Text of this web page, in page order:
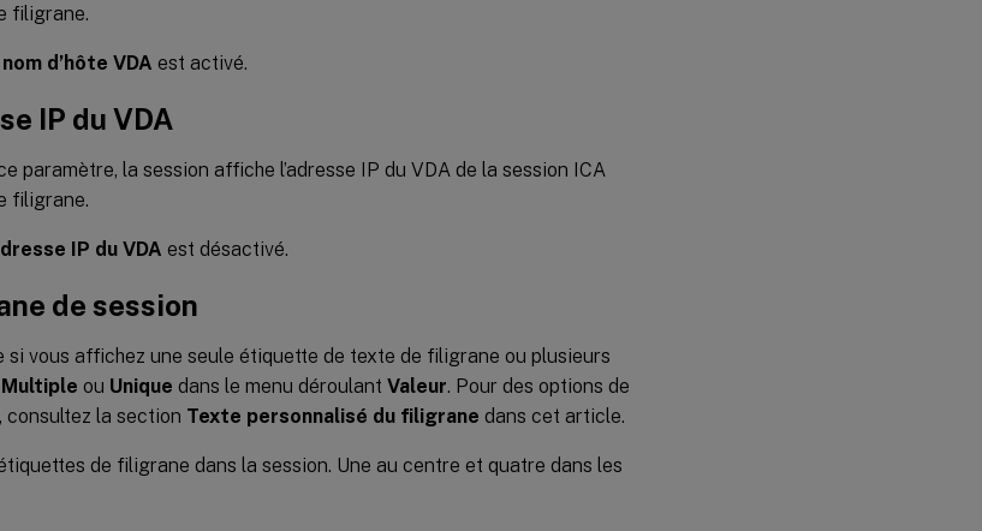
filigrane.
d’hôte VDA est activé.
IP du VDA
paramètre, la session affiche l’adresse IP du VDA de la session ICA
filigrane.
IP du VDA est désactivé.
de session
si vous affichez une seule étiquette de texte de filigrane ou plusieurs
Multiple ou Unique dans le menu déroulant Valeur. Pour des options de
consultez la section Texte personnalisé du filigrane dans cet article.
de filigrane dans la session. Une au centre et quatre dans les